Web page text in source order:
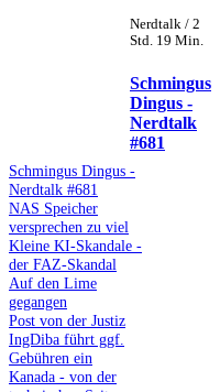
Nerdtalk / 2
Std. 19 Min.
Schmingus
Dingus -
Nerdtalk
#681
Schmingus Dingus -
Nerdtalk #681
NAS Speicher
versprechen zu viel
Kleine KI-Skandale -
der FAZ-Skandal
Auf den Lime
gegangen
Post von der Justiz
IngDiba führt ggf.
Gebühren ein
Kanada - von der